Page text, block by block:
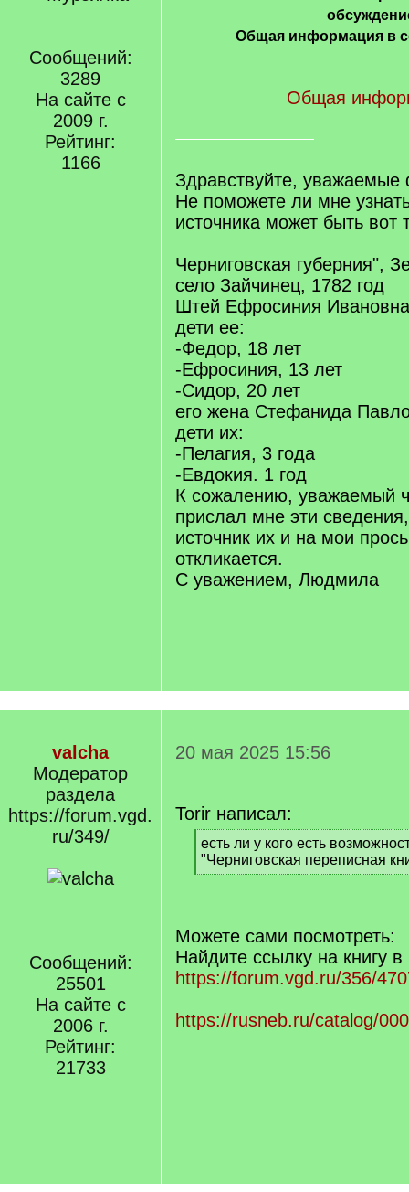
Сообщений:
3289
На сайте с
2009 г.
Рейтинг:
1166
Общая информация в
Общая
Здравствуйте, уважаемые
Не поможете ли мне
источника может быть вот
Черниговская губерния",
село Зайчинец, 1782 год
Штей Ефросиния
дети ее:
-Федор, 18 лет
-Ефросиния, 13 лет
-Сидор, 20 лет
его жена Стефанида
дети их:
-Пелагия, 3 года
-Евдокия. 1 год
К сожалению, уважаемый
прислал мне эти
источник их и на мои
откликается.
С уважением, Людмила
valcha
Модератор
раздела
https://forum.vgd.
ru/349/
Сообщений:
25501
На сайте с
2006 г.
Рейтинг:
21733
20 мая 2025 15:56
Torir написал:
[
q
]
есть ли у кого есть
"Черниговская переписная
[
Можете сами посмотреть:
Найдите ссылку на книгу в
https://forum.vgd.ru/356/
https://rusneb.ru/catalog/